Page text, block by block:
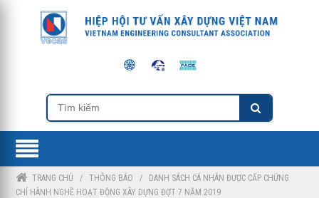
TRANG CHỦ /THÔNG BÁO /
DANH SÁCH CÁ NHÂN ĐƯỢC CẤP CHỨNG
CHỈ HÀNH NGHỀ HOẠT ĐỘNG XÂY DỰNG ĐỢT 7 NĂM 2019